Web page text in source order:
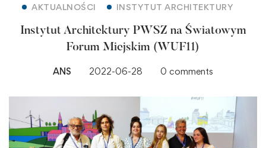
AKTUALNOŚCI INSTYTUT ARCHITEKTURY
Instytut Architektury PWSZ na Światowym
Forum Miejskim (WUF11)
ANS 2022-06-28 0 comments